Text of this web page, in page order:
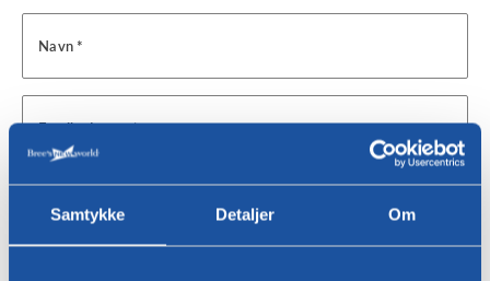
Samtykke Detaljer Om
Navn *
Email adresse *
telefon